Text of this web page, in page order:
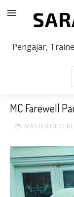
Pengajar,
MC Farewell
MASTER OF